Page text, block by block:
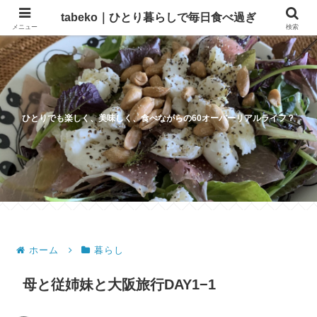
ひとりでも楽しく、美味しく、食べながらの60オーバーリアルライフ？
ホーム 暮らし
母と従姉妹と大阪旅行DAY1−1
メニュー
tabeko｜ひとり暮らしで毎日食べ過ぎ
検索